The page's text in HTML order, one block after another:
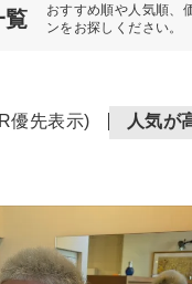
覧
おすすめ順や人気順、
ンをお探しください。
優先表示) 人気が